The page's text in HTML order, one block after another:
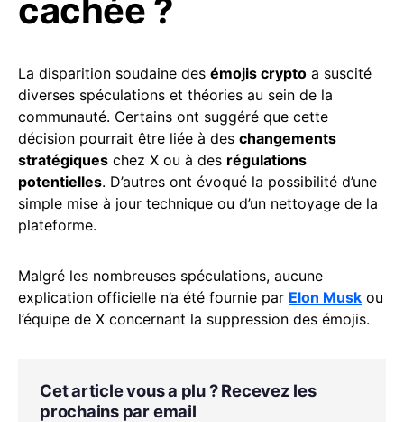
cachée ?
La disparition soudaine des émojis crypto a suscité
diverses spéculations et théories au sein de la
communauté. Certains ont suggéré que cette
décision pourrait être liée à des changements
stratégiques chez X ou à des régulations
potentielles. D’autres ont évoqué la possibilité d’une
simple mise à jour technique ou d’un nettoyage de la
plateforme.
Malgré les nombreuses spéculations, aucune
explication officielle n’a été fournie par Elon Musk ou
l’équipe de X concernant la suppression des émojis.
Cet article vous a plu ? Recevez les
prochains par email